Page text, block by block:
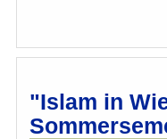
"Islam in